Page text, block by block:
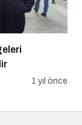
1 yıl önce